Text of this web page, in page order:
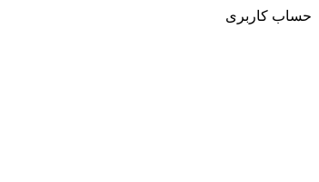
حساب کاربری